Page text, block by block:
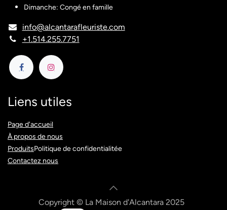
Dimanche: Congé en famille
info@alcantarafleuriste.com
+1.514.255.7751
Liens utiles
Page d'accueil​
À propos de nous
Produits​Politique de confidentialitée
Contactez nous
Copyright © La Maison d'Alcantara 2025